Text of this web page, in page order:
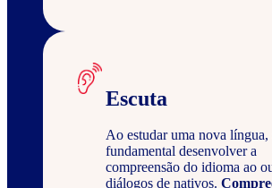
Escuta
Ao estudar uma nova língua,
fundamental desenvolver a
compreensão do idioma ao
diálogos de nativos.